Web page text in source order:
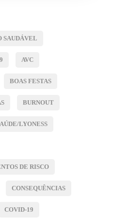
SAUDÁVEL
AVC
BOAS FESTAS
BURNOUT
LYONESS
DE RISCO
CONSEQUÊNCIAS
COVID-19